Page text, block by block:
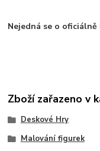
Nejedná se o
Zboží zařazeno v
Deskové Hry
Malování figurek